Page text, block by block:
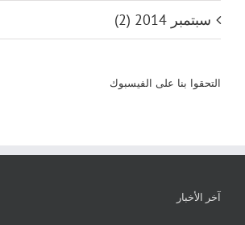
سبتمبر 2014 (2)
التحقوا بنا على الفيسبوك
آخر الأخبار